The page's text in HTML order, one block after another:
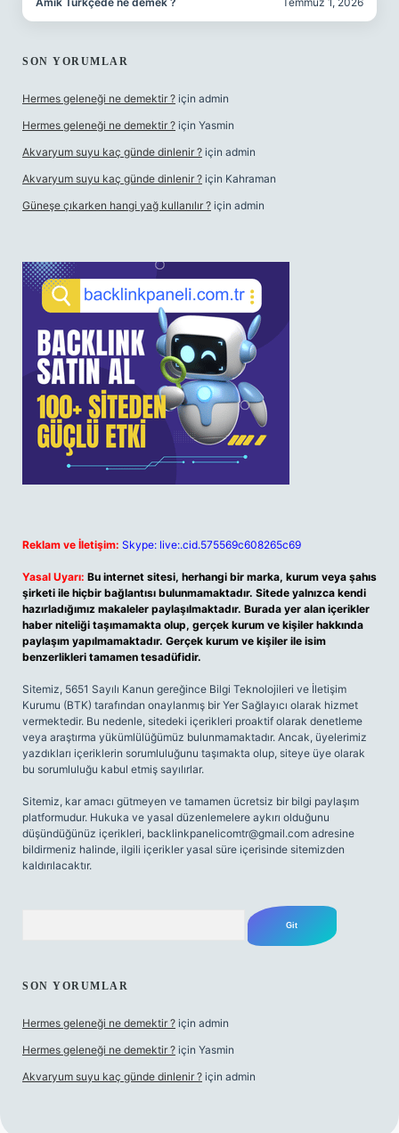
SON YORUMLAR
Hermes geleneği ne demektir ? için admin
Hermes geleneği ne demektir ? için Yasmin
Akvaryum suyu kaç günde dinlenir ? için admin
Akvaryum suyu kaç günde dinlenir ? için Kahraman
Güneşe çıkarken hangi yağ kullanılır ? için admin
Reklam ve İletişim: Skype: live:.cid.575569c608265c69
Yasal Uyarı: Bu internet sitesi, herhangi bir marka, kurum veya şahıs
şirketi ile hiçbir bağlantısı bulunmamaktadır. Sitede yalnızca kendi
hazırladığımız makaleler paylaşılmaktadır. Burada yer alan içerikler
haber niteliği taşımamakta olup, gerçek kurum ve kişiler hakkında
paylaşım yapılmamaktadır. Gerçek kurum ve kişiler ile isim
benzerlikleri tamamen tesadüfidir.
Sitemiz, 5651 Sayılı Kanun gereğince Bilgi Teknolojileri ve İletişim
Kurumu (BTK) tarafından onaylanmış bir Yer Sağlayıcı olarak hizmet
vermektedir. Bu nedenle, sitedeki içerikleri proaktif olarak denetleme
veya araştırma yükümlülüğümüz bulunmamaktadır. Ancak, üyelerimiz
yazdıkları içeriklerin sorumluluğunu taşımakta olup, siteye üye olarak
bu sorumluluğu kabul etmiş sayılırlar.
Sitemiz, kar amacı gütmeyen ve tamamen ücretsiz bir bilgi paylaşım
platformudur. Hukuka ve yasal düzenlemelere aykırı olduğunu
düşündüğünüz içerikleri, backlinkpanelicomtr@gmail.com adresine
bildirmeniz halinde, ilgili içerikler yasal süre içerisinde sitemizden
kaldırılacaktır.
SON YORUMLAR
Hermes geleneği ne demektir ? için admin
Hermes geleneği ne demektir ? için Yasmin
Akvaryum suyu kaç günde dinlenir ? için admin